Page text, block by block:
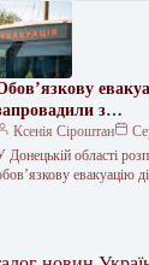
та безпілотні…
з
та
Ксенія Сіроштан
Донецькій області
евакуацію